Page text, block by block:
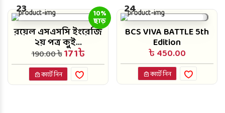
23 10%
ছাড়
রয়েল এসএসসি ইংরেজি
২য় পত্র কুই...
190.00 ৳171৳
কার্টে নিন
24
BCS VIVA BATTLE 5th
Edition
৳ 450.00
কার্টে নিন